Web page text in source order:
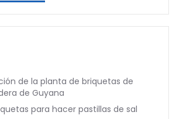
de la planta de briquetas de
de Guyana
para hacer pastillas de sal